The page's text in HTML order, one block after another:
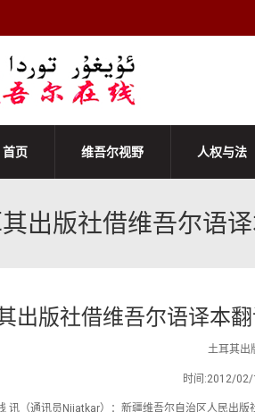
首页 维吾尔视野 人权与法
出版社借维吾尔语
出版社借维吾尔语译本
土耳其出
时间:2012/
讯（通讯员Nijatkar）：新疆维吾尔自治区人民出